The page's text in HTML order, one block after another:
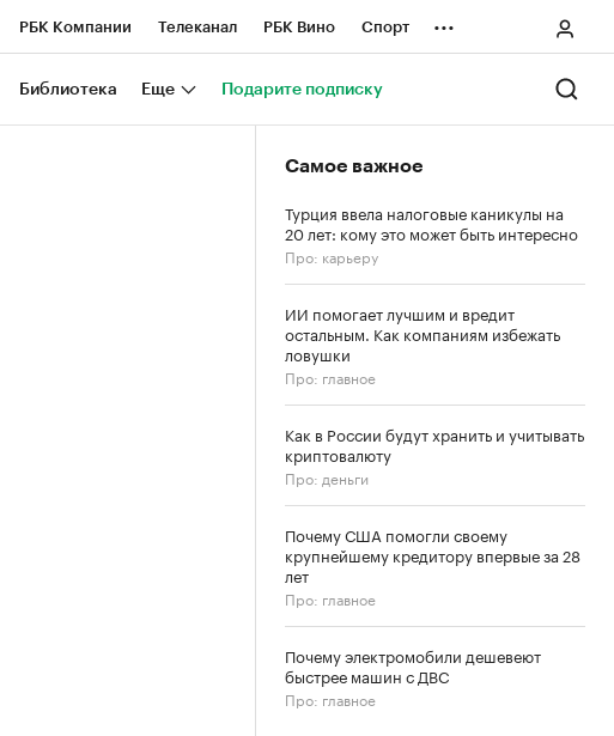
РБК Компании Телеканал РБК Вино Спорт
Национальные проекты Город
...
Библиотека Еще Подарите подписку
Самое важное
Турция ввела налоговые каникулы на
20 лет: кому это может быть интересно
Про: карьеру
ИИ помогает лучшим и вредит
остальным. Как компаниям избежать
ловушки
Про: главное
Как в России будут хранить и учитывать
криптовалюту
Про: деньги
Почему США помогли своему
крупнейшему кредитору впервые за 28
лет
Про: главное
Почему электромобили дешевеют
быстрее машин с ДВС
Про: главное